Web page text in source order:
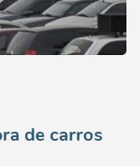
de carros